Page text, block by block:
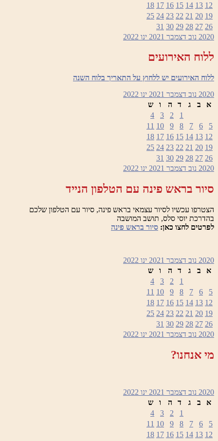
12
13
14
15
16
17
18
19
20
21
22
23
24
25
26
27
28
29
30
31
2020 נוב דצמבר 2021 ינו 2022
ללוח האירועים
ללוח האירועים יש ללחוץ על התאריך בלוח השנה
2020 נוב דצמבר 2021 ינו 2022
א
ב ג ד ה ו
ש
1
2
3
4
5
6
7
8
9
10
11
12
13
14
15
16
17
18
19
20
21
22
23
24
25
26
27
28
29
30
31
2020 נוב דצמבר 2021 ינו 2022
סיור בראש פינה עם הטלפון הנייד
הצטרפו עכשיו לסיור עצמאי בראש פינה, סיור עם הטלפון שלכם
בהדרכת יוסי סלס, תושב המושבה
לפרטים לחצו כאן: סיור בראש פינה
2020 נוב דצמבר 2021 ינו 2022
א
ב ג ד ה ו
ש
1
2
3
4
5
6
7
8
9
10
11
12
13
14
15
16
17
18
19
20
21
22
23
24
25
26
27
28
29
30
31
2020 נוב דצמבר 2021 ינו 2022
מי אנחנו?
2020 נוב דצמבר 2021 ינו 2022
א
ב ג ד ה ו
ש
1
2
3
4
5
6
7
8
9
10
11
12
13
14
15
16
17
18